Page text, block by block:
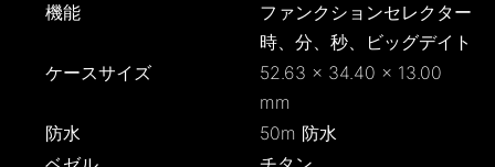
機能
ファンクションセレクター
時、分、秒、ビッグデイト
ケースサイズ
52.63 × 34.40 × 13.00
mm
防水
50m 防水